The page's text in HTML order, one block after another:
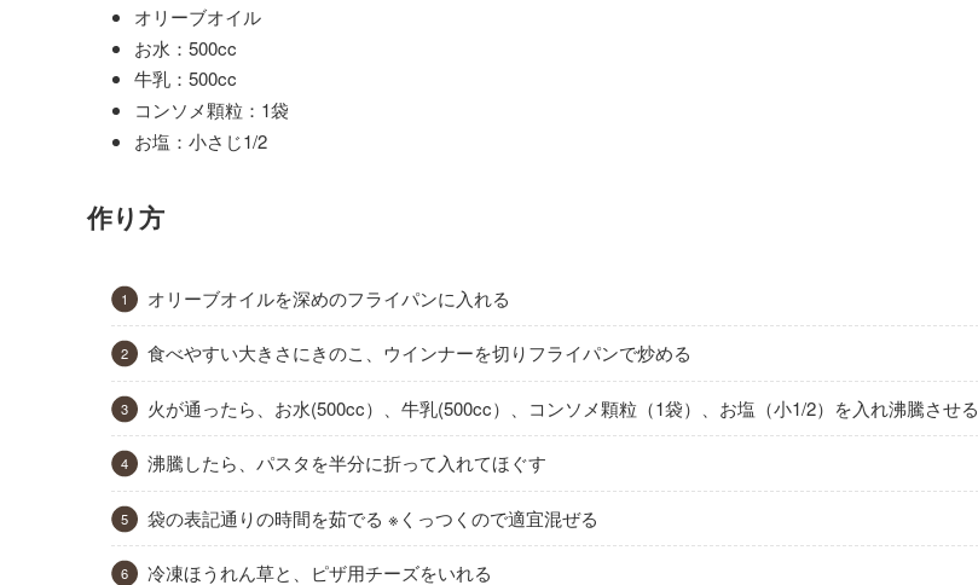
オリーブオイル
お水：500cc
牛乳：500cc
コンソメ顆粒：1袋
お塩：小さじ1/2
作り方
オリーブオイルを深めのフライパンに入れる
食べやすい大きさにきのこ、ウインナーを切りフライパンで炒める
火が通ったら、お水(500cc）、牛乳(500cc）、コンソメ顆粒（1袋）、お塩（小1/2）を入れ沸騰させる
沸騰したら、パスタを半分に折って入れてほぐす
袋の表記通りの時間を茹でる ※くっつくので適宜混ぜる
冷凍ほうれん草と、ピザ用チーズをいれる